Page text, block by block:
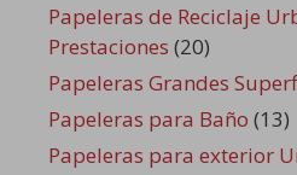
Papeleras de Reciclaje
Prestaciones (20)
Papeleras Grandes
Papeleras para Baño (13)
Papeleras para exterior